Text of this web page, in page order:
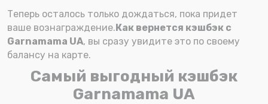
Теперь осталось только дождаться, пока придет
ваше вознаграждение.Как вернется кэшбэк с
Garnamama UA, вы сразу увидите это по своему
балансу на карте.
Самый выгодный кэшбэк
Garnamama UA